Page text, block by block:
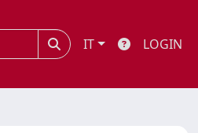
IT LOGIN